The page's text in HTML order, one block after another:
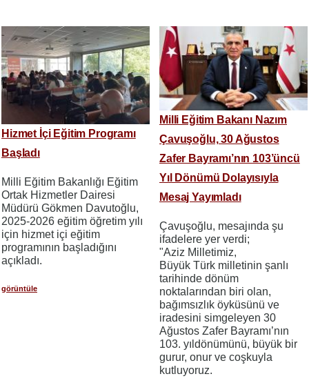
Hizmet İçi Eğitim Programı
Başladı
Milli Eğitim Bakanlığı Eğitim
Ortak Hizmetler Dairesi
Müdürü Gökmen Davutoğlu,
2025-2026 eğitim öğretim yılı
için hizmet içi eğitim
programının başladığını
açıkladı.
görüntüle
Milli Eğitim Bakanı Nazım
Çavuşoğlu, 30 Ağustos
Zafer Bayramı’nın 103’üncü
Yıl Dönümü Dolayısıyla
Mesaj Yayımladı
Çavuşoğlu, mesajında şu
ifadelere yer verdi;
"Aziz Milletimiz,
Büyük Türk milletinin şanlı
tarihinde dönüm
noktalarından biri olan,
bağımsızlık öyküsünü ve
iradesini simgeleyen 30
Ağustos Zafer Bayramı’nın
103. yıldönümünü, büyük bir
gurur, onur ve coşkuyla
kutluyoruz.